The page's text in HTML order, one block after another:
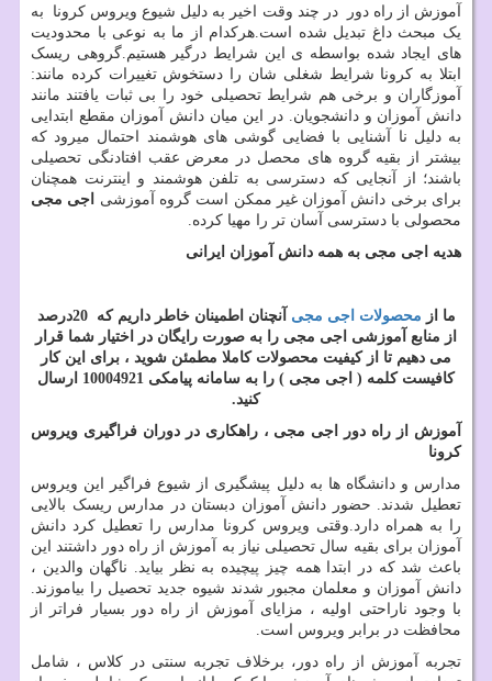
آموزش از راه دور در چند وقت اخیر به دلیل شیوع ویروس کرونا به
یک مبحث داغ تبدیل شده است.هرکدام از ما به نوعی با محدودیت
های ایجاد شده بواسطه ی این شرایط درگیر هستیم.گروهی ریسک
ابتلا به کرونا شرایط شغلی شان را دستخوش تغییرات کرده مانند:
آموزگاران و برخی هم شرایط تحصیلی خود را بی ثبات یافتند مانند
دانش آموزان و دانشجویان. در این میان دانش آموزان مقطع ابتدایی
به دلیل نا آشنایی با فضایی گوشی های هوشمند احتمال میرود که
بیشتر از بقیه گروه های محصل در معرض عقب افتادنگی تحصیلی
باشند؛ از آنجایی که دسترسی به تلفن هوشمند و اینترنت همچنان
برای برخی دانش آموزان غیر ممکن است گروه آموزشی
اجی مجی
محصولی با دسترسی آسان تر را مهیا کرده.
هدیه اجی مجی به همه دانش آموزان ایرانی
ما از محصولات اجی مجی آنچنان اطمینان خاطر داریم که 20درصد
از منابع آموزشی اجی مجی را به صورت رایگان در اختیار شما قرار
می دهیم تا از کیفیت محصولات کاملا مطمئن شوید ، برای این کار
کافیست کلمه ( اجی مجی ) را به سامانه پیامکی 10004921 ارسال
کنید.
آموزش از راه دور اجی مجی ، راهکاری در دوران فراگیری ویروس
کرونا
مدارس و دانشگاه ها به دلیل پیشگیری از شیوع فراگیر این ویروس
تعطیل شدند. حضور دانش آموزان دبستان در مدارس ریسک بالایی
را به همراه دارد.وقتی ویروس کرونا مدارس را تعطیل کرد دانش
آموزان برای بقیه سال تحصیلی نیاز به آموزش از راه دور داشتند این
باعث شد که در ابتدا همه چیز پیچیده به نظر بیاید. ناگهان والدین ،
دانش آموزان و معلمان مجبور شدند شیوه جدید تحصیل را بیاموزند.
با وجود ناراحتی اولیه ، مزایای آموزش از راه دور بسیار فراتر از
محافظت در برابر ویروس است.
تجربه آموزش از راه دور، برخلاف تجربه سنتی در کلاس ، شامل